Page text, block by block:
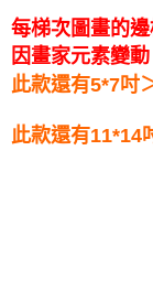
每梯次圖畫的
因畫家元素變
此款還有5*7吋
此款還有11*14